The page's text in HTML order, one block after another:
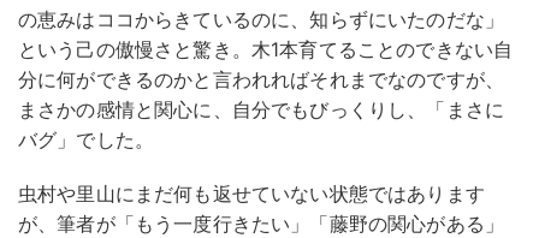
の恵みはココからきているのに、知らずにいたのだな」
という己の傲慢さと驚き。木1本育てることのできない自
分に何ができるのかと言われればそれまでなのですが、
まさかの感情と関心に、自分でもびっくりし、「まさに
バグ」でした。
虫村や里山にまだ何も返せていない状態ではあります
が、筆者が「もう一度行きたい」「藤野の関心がある」